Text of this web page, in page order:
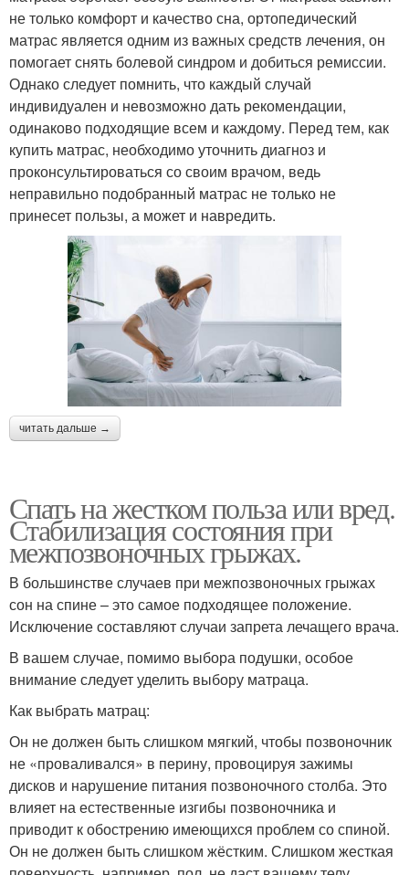
не только комфорт и качество сна, ортопедический
матрас является одним из важных средств лечения, он
помогает снять болевой синдром и добиться ремиссии.
Однако следует помнить, что каждый случай
индивидуален и невозможно дать рекомендации,
одинаково подходящие всем и каждому. Перед тем, как
купить матрас, необходимо уточнить диагноз и
проконсультироваться со своим врачом, ведь
неправильно подобранный матрас не только не
принесет пользы, а может и навредить.
читать дальше →
Спать на жестком польза или вред.
Стабилизация состояния при
межпозвоночных грыжах.
В большинстве случаев при межпозвоночных грыжах
сон на спине – это самое подходящее положение.
Исключение составляют случаи запрета лечащего врача.
В вашем случае, помимо выбора подушки, особое
внимание следует уделить выбору матраца.
Как выбрать матрац:
Он не должен быть слишком мягкий, чтобы позвоночник
не «проваливался» в перину, провоцируя зажимы
дисков и нарушение питания позвоночного столба. Это
влияет на естественные изгибы позвоночника и
приводит к обострению имеющихся проблем со спиной.
Он не должен быть слишком жёстким. Слишком жесткая